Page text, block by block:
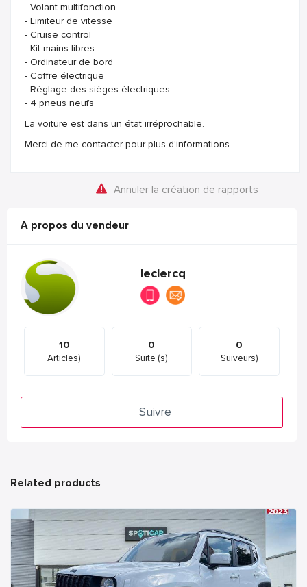
- Volant multifonction
- Limiteur de vitesse
- Cruise control
- Kit mains libres
- Ordinateur de bord
- Coffre électrique
- Réglage des sièges électriques
- 4 pneus neufs
La voiture est dans un état irréprochable.
Merci de me contacter pour plus d’informations.
Annuler la création de rapports
A propos du vendeur
leclercq
10
Articles)
0
Suite (s)
0
Suiveurs)
Suivre
Related products